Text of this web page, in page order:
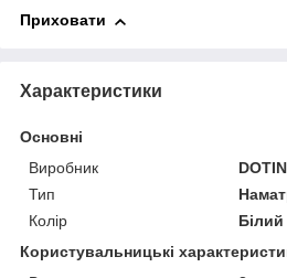
Приховати
Характеристики
Основні
Виробник
Тип
Колір
Білий
Користувальницькі